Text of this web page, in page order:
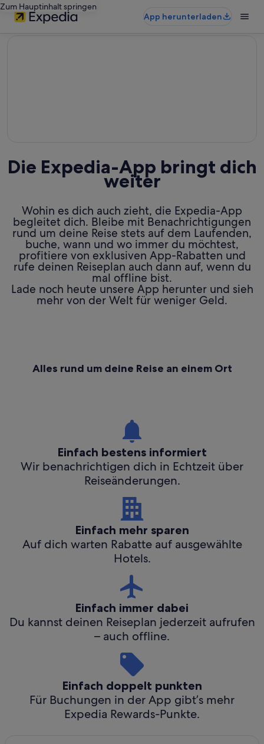
Zum Hauptinhalt springen
App herunterladen
Die Expedia-App bringt dich
weiter
Wohin es dich auch zieht, die Expedia-App
begleitet dich. Bleibe mit Benachrichtigungen
rund um deine Reise stets auf dem Laufenden,
buche, wann und wo immer du möchtest,
profitiere von exklusiven App-Rabatten und
rufe deinen Reiseplan auch dann auf, wenn du
mal offline bist.
Lade noch heute unsere App herunter und sieh
mehr von der Welt für weniger Geld.
Alles rund um deine Reise an einem Ort
Einfach bestens informiert
Wir benachrichtigen dich in Echtzeit über
Reiseänderungen.
Einfach mehr sparen
Auf dich warten Rabatte auf ausgewählte
Hotels.
Einfach immer dabei
Du kannst deinen Reiseplan jederzeit aufrufen
– auch offline.
Einfach doppelt punkten
Für Buchungen in der App gibt’s mehr
Expedia Rewards-Punkte.